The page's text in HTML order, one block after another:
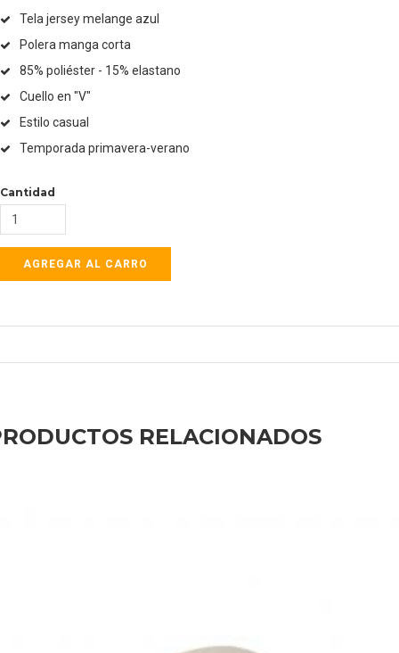
Tela jersey melange azul
Polera manga corta
85% poliéster - 15% elastano
Cuello en "V"
Estilo casual
Temporada primavera-verano
Cantidad
RELACIONADOS